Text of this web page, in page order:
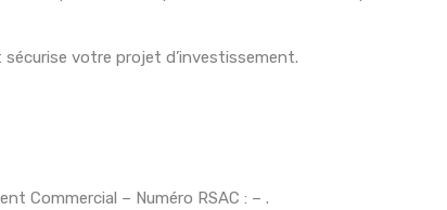
votre projet d’investissement.
Commercial – Numéro RSAC : – .